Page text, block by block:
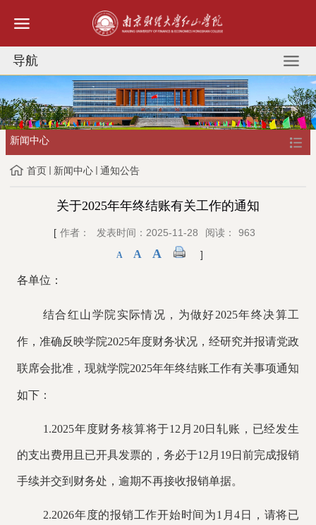
导航
新闻中心
首页 新闻中心 通知公告
关于2025年年终结账有关工作的通知
[ 作者： 发表时间：2025-11-28 阅读： 963
A A A ]
各单位：
结合红山学院实际情况，为做好2025年终决算工
作，准确反映学院2025年度财务状况，经研究并报请党政
联席会批准，现就学院2025年年终结账工作有关事项通知
如下：
1.2025年度财务核算将于12月20日轧账，已经发生
的支出费用且已开具发票的，务必于12月19日前完成报销
手续并交到财务处，逾期不再接收报销单据。
2.2026年度的报销工作开始时间为1月4日，请将已